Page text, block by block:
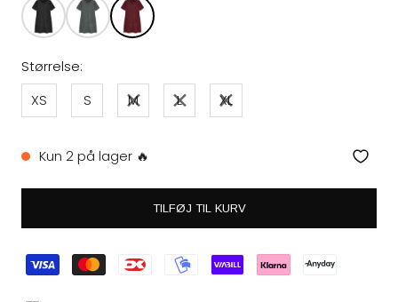
Størrelse:
XS
S M L XL
Kun 2 på lager 🔥
TILFØJ TIL KURV